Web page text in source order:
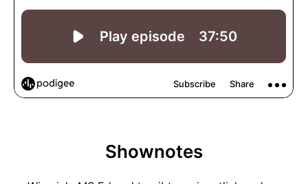
Shownotes